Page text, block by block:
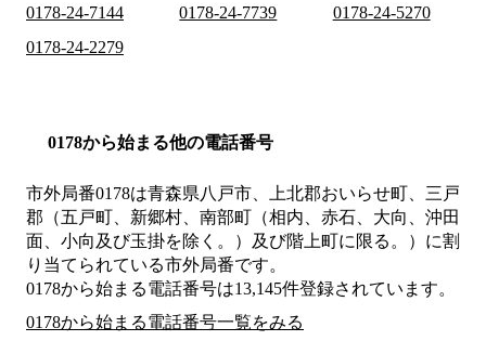
0178-24-7144
0178-24-7739
0178-24-5270
0178-24-2279
0178から始まる他の電話番号
市外局番0178は青森県八戸市、上北郡おいらせ町、三戸
郡（五戸町、新郷村、南部町（相内、赤石、大向、沖田
面、小向及び玉掛を除く。）及び階上町に限る。） に割
り当てられている市外局番です。
0178から始まる電話番号は13,145件登録されています。
0178から始まる電話番号一覧をみる